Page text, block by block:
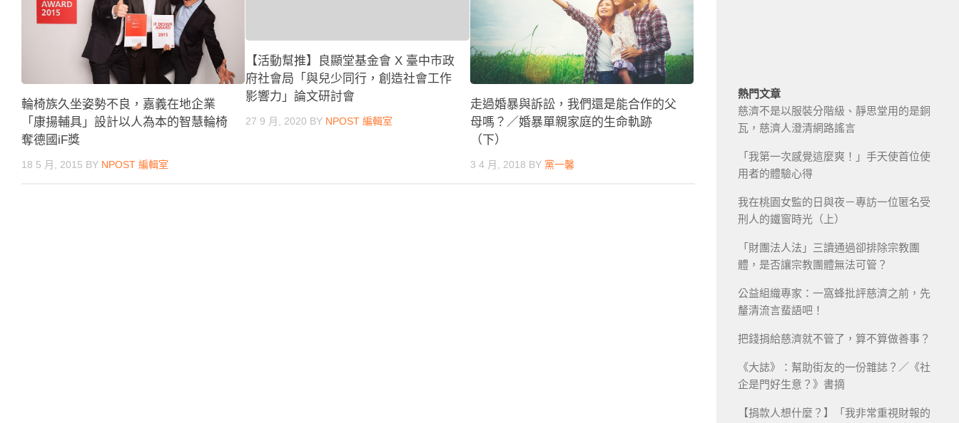
輪椅族久坐姿勢不良，嘉義在地企業
「康揚輔具」設計以人為本的智慧輪椅
奪德國iF獎
18 5 月, 2015 BY NPOST 編輯室
【活動幫推】良顯堂基金會 X 臺中市政
府社會局「與兒少同行，創造社會工作
影響力」論文研討會
27 9 月, 2020 BY NPOST 編輯室
走過婚暴與訴訟，我們還是能合作的父
母嗎？／婚暴單親家庭的生命軌跡
（下）
3 4 月, 2018 BY 黨一馨
熱門文章
慈濟不是以服裝分階級、靜思堂用的是銅
瓦，慈濟人澄清網路謠言
「我第一次感覺這麼爽！」手天使首位使
用者的體驗心得
我在桃園女監的日與夜－專訪一位匿名受
刑人的鐵窗時光（上）
「財團法人法」三讀通過卻排除宗教團
體，是否讓宗教團體無法可管？
公益組織專家：一窩蜂批評慈濟之前，先
釐清流言蜚語吧！
把錢捐給慈濟就不管了，算不算做善事？
《大誌》：幫助街友的一份雜誌？／《社
企是門好生意？》書摘
【捐款人想什麼？】「我非常重視財報的